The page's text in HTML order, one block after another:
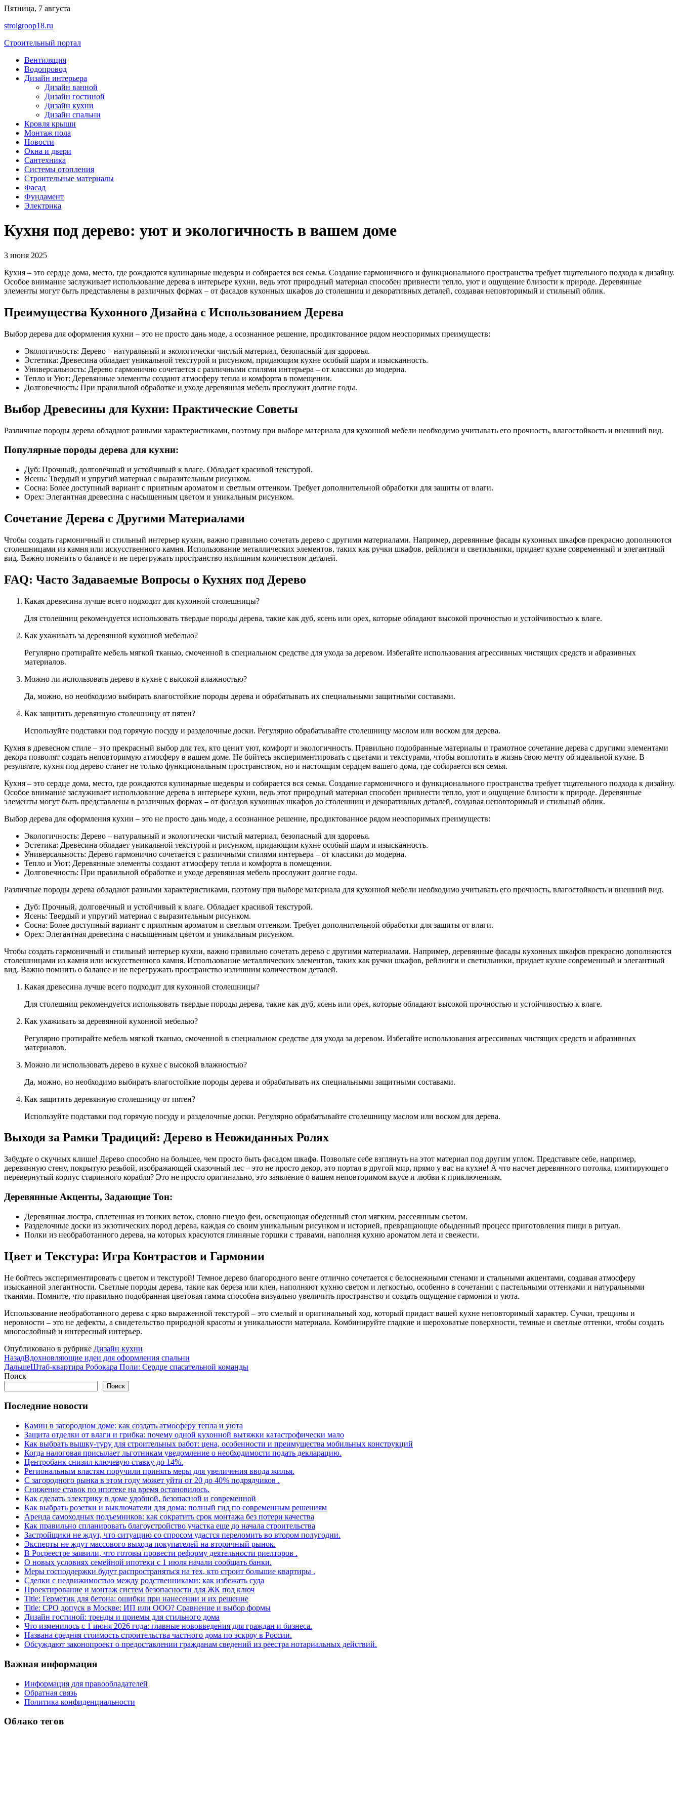
Перейти
содержимому
Пятница, 7 августа
stroigroop18.ru
Строительный портал
Вентиляция
Водопровод
Дизайн интерьера
Дизайн ванной
Дизайн гостиной
Дизайн кухни
Дизайн спальни
Кровля крыши
Монтаж пола
Новости
Окна и двери
Сантехника
Системы отопления
Строительные материалы
Фасад
Фундамент
Электрика
Кухня под дерево: уют и экологичность в вашем доме
3 июня 2025
Кухня – это сердце дома, место, где рождаются кулинарные шедевры и собирается вся семья. Создание гармоничного и функционального пространства требует тщательного подхода к дизайну.
Особое внимание заслуживает использование дерева в интерьере кухни, ведь этот природный материал способен привнести тепло, уют и ощущение близости к природе. Деревянные
элементы могут быть представлены в различных формах – от фасадов кухонных шкафов до столешниц и декоративных деталей, создавая неповторимый и стильный облик.
Преимущества Кухонного Дизайна с Использованием Дерева
Выбор дерева для оформления кухни – это не просто дань моде, а осознанное решение, продиктованное рядом неоспоримых преимуществ:
Экологичность: Дерево – натуральный и экологически чистый материал, безопасный для здоровья.
Эстетика: Древесина обладает уникальной текстурой и рисунком, придающим кухне особый шарм и изысканность.
Универсальность: Дерево гармонично сочетается с различными стилями интерьера – от классики до модерна.
Тепло и Уют: Деревянные элементы создают атмосферу тепла и комфорта в помещении.
Долговечность: При правильной обработке и уходе деревянная мебель прослужит долгие годы.
Выбор Древесины для Кухни: Практические Советы
Различные породы дерева обладают разными характеристиками, поэтому при выборе материала для кухонной мебели необходимо учитывать его прочность, влагостойкость и внешний вид.
Популярные породы дерева для кухни:
Дуб: Прочный, долговечный и устойчивый к влаге. Обладает красивой текстурой.
Ясень: Твердый и упругий материал с выразительным рисунком.
Сосна: Более доступный вариант с приятным ароматом и светлым оттенком. Требует дополнительной обработки для защиты от влаги.
Орех: Элегантная древесина с насыщенным цветом и уникальным рисунком.
Сочетание Дерева с Другими Материалами
Чтобы создать гармоничный и стильный интерьер кухни, важно правильно сочетать дерево с другими материалами. Например, деревянные фасады кухонных шкафов прекрасно дополняются
столешницами из камня или искусственного камня. Использование металлических элементов, таких как ручки шкафов, рейлинги и светильники, придает кухне современный и элегантный
вид. Важно помнить о балансе и не перегружать пространство излишним количеством деталей.
FAQ: Часто Задаваемые Вопросы о Кухнях под Дерево
Какая древесина лучше всего подходит для кухонной столешницы?
Для столешниц рекомендуется использовать твердые породы дерева, такие как дуб, ясень или орех, которые обладают высокой прочностью и устойчивостью к влаге.
Как ухаживать за деревянной кухонной мебелью?
Регулярно протирайте мебель мягкой тканью, смоченной в специальном средстве для ухода за деревом. Избегайте использования агрессивных чистящих средств и абразивных
материалов.
Можно ли использовать дерево в кухне с высокой влажностью?
Да, можно, но необходимо выбирать влагостойкие породы дерева и обрабатывать их специальными защитными составами.
Как защитить деревянную столешницу от пятен?
Используйте подставки под горячую посуду и разделочные доски. Регулярно обрабатывайте столешницу маслом или воском для дерева.
Кухня в древесном стиле – это прекрасный выбор для тех, кто ценит уют, комфорт и экологичность. Правильно подобранные материалы и грамотное сочетание дерева с другими элементами
декора позволят создать неповторимую атмосферу в вашем доме. Не бойтесь экспериментировать с цветами и текстурами, чтобы воплотить в жизнь свою мечту об идеальной кухне. В
результате, кухня под дерево станет не только функциональным пространством, но и настоящим сердцем вашего дома, где собирается вся семья.
Кухня – это сердце дома, место, где рождаются кулинарные шедевры и собирается вся семья. Создание гармоничного и функционального пространства требует тщательного подхода к дизайну.
Особое внимание заслуживает использование дерева в интерьере кухни, ведь этот природный материал способен привнести тепло, уют и ощущение близости к природе. Деревянные
элементы могут быть представлены в различных формах – от фасадов кухонных шкафов до столешниц и декоративных деталей, создавая неповторимый и стильный облик.
Выбор дерева для оформления кухни – это не просто дань моде, а осознанное решение, продиктованное рядом неоспоримых преимуществ:
Экологичность: Дерево – натуральный и экологически чистый материал, безопасный для здоровья.
Эстетика: Древесина обладает уникальной текстурой и рисунком, придающим кухне особый шарм и изысканность.
Универсальность: Дерево гармонично сочетается с различными стилями интерьера – от классики до модерна.
Тепло и Уют: Деревянные элементы создают атмосферу тепла и комфорта в помещении.
Долговечность: При правильной обработке и уходе деревянная мебель прослужит долгие годы.
Различные породы дерева обладают разными характеристиками, поэтому при выборе материала для кухонной мебели необходимо учитывать его прочность, влагостойкость и внешний вид.
Дуб: Прочный, долговечный и устойчивый к влаге. Обладает красивой текстурой.
Ясень: Твердый и упругий материал с выразительным рисунком.
Сосна: Более доступный вариант с приятным ароматом и светлым оттенком. Требует дополнительной обработки для защиты от влаги.
Орех: Элегантная древесина с насыщенным цветом и уникальным рисунком.
Чтобы создать гармоничный и стильный интерьер кухни, важно правильно сочетать дерево с другими материалами. Например, деревянные фасады кухонных шкафов прекрасно дополняются
столешницами из камня или искусственного камня. Использование металлических элементов, таких как ручки шкафов, рейлинги и светильники, придает кухне современный и элегантный
вид. Важно помнить о балансе и не перегружать пространство излишним количеством деталей.
Какая древесина лучше всего подходит для кухонной столешницы?
Для столешниц рекомендуется использовать твердые породы дерева, такие как дуб, ясень или орех, которые обладают высокой прочностью и устойчивостью к влаге.
Как ухаживать за деревянной кухонной мебелью?
Регулярно протирайте мебель мягкой тканью, смоченной в специальном средстве для ухода за деревом. Избегайте использования агрессивных чистящих средств и абразивных
материалов.
Можно ли использовать дерево в кухне с высокой влажностью?
Да, можно, но необходимо выбирать влагостойкие породы дерева и обрабатывать их специальными защитными составами.
Как защитить деревянную столешницу от пятен?
Используйте подставки под горячую посуду и разделочные доски. Регулярно обрабатывайте столешницу маслом или воском для дерева.
Выходя за Рамки Традиций: Дерево в Неожиданных Ролях
Забудьте о скучных клише! Дерево способно на большее, чем просто быть фасадом шкафа. Позвольте себе взглянуть на этот материал под другим углом. Представьте себе, например,
деревянную стену, покрытую резьбой, изображающей сказочный лес – это не просто декор, это портал в другой мир, прямо у вас на кухне! А что насчет деревянного потолка, имитирующего
перевернутый корпус старинного корабля? Это не просто оригинально, это заявление о вашем неповторимом вкусе и любви к приключениям.
Деревянные Акценты, Задающие Тон:
Деревянная люстра, сплетенная из тонких веток, словно гнездо феи, освещающая обеденный стол мягким, рассеянным светом.
Разделочные доски из экзотических пород дерева, каждая со своим уникальным рисунком и историей, превращающие обыденный процесс приготовления пищи в ритуал.
Полки из необработанного дерева, на которых красуются глиняные горшки с травами, наполняя кухню ароматом лета и свежести.
Цвет и Текстура: Игра Контрастов и Гармонии
Не бойтесь экспериментировать с цветом и текстурой! Темное дерево благородного венге отлично сочетается с белоснежными стенами и стальными акцентами, создавая атмосферу
изысканной элегантности. Светлые породы дерева, такие как береза или клен, наполняют кухню светом и легкостью, особенно в сочетании с пастельными оттенками и натуральными
тканями. Помните, что правильно подобранная цветовая гамма способна визуально увеличить пространство и создать ощущение гармонии и уюта.
Использование необработанного дерева с ярко выраженной текстурой – это смелый и оригинальный ход, который придаст вашей кухне неповторимый характер. Сучки, трещины и
неровности – это не дефекты, а свидетельство природной красоты и уникальности материала. Комбинируйте гладкие и шероховатые поверхности, темные и светлые оттенки, чтобы создать
многослойный и интересный интерьер.
Опубликовано в рубрике Дизайн кухни
НазадВдохновляющие идеи для оформления спальни
ДальшеШтаб-квартира Робокара Поли: Сердце спасательной команды
Поиск
Поиск
Последние новости
Камин в загородном доме: как создать атмосферу тепла и уюта
Защита отделки от влаги и грибка: почему одной кухонной вытяжки катастрофически мало
Как выбрать вышку-туру для строительных работ: цена, особенности и преимущества мобильных конструкций
Когда налоговая присылает льготникам уведомление о необходимости подать декларацию.
Центробанк снизил ключевую ставку до 14%.
Региональным властям поручили принять меры для увеличения ввода жилья.
С загородного рынка в этом году может уйти от 20 до 40% подрядчиков .
Снижение ставок по ипотеке на время остановилось.
Как сделать электрику в доме удобной, безопасной и современной
Как выбрать розетки и выключатели для дома: полный гид по современным решениям
Аренда самоходных подъемников: как сократить срок монтажа без потери качества
Как правильно спланировать благоустройство участка еще до начала строительства
Застройщики не ждут, что ситуацию со спросом удастся переломить во втором полугодии.
Эксперты не ждут массового выхода покупателей на вторичный рынок.
В Росреестре заявили, что готовы провести реформу деятельности риелторов .
О новых условиях семейной ипотеки с 1 июля начали сообщать банки.
Меры господдержки будут распространяться на тех, кто строит большие квартиры .
Сделки с недвижимостью между родственниками: как избежать суда
Проектирование и монтаж систем безопасности для ЖК под ключ
Title: Герметик для бетона: ошибки при нанесении и их решение
Title: СРО допуск в Москве: ИП или ООО? Сравнение и выбор формы
Дизайн гостиной: тренды и приемы для стильного дома
Что изменилось с 1 июня 2026 года: главные нововведения для граждан и бизнеса.
Названа средняя стоимость строительства частного дома по эскроу в России.
Обсуждают законопроект о предоставлении гражданам сведений из реестра нотариальных действий.
Важная информация
Информация для правообладателей
Обратная связь
Политика конфиденциальности
Облако тегов